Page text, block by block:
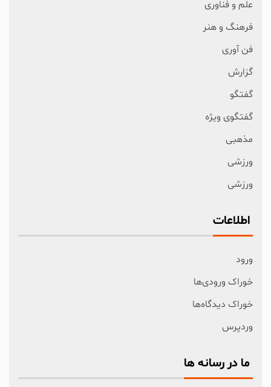
علم و فناوری
فرهنگ و هنر
فن آوری
گزارش
گفتگو
گفتگوی ویژه
مذهبی
ورزشی
ورزشی
اطلاعات
ورود
خوراک ورودی‌ها
خوراک دیدگاه‌ها
وردپرس
ما در رسانه ها